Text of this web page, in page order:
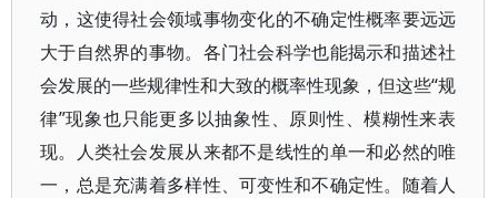
动，这使得社会领域事物变化的不确定性概率要远远
大于自然界的事物。各门社会科学也能揭示和描述社
会发展的一些规律性和大致的概率性现象，但这些“规
律”现象也只能更多以抽象性、原则性、模糊性来表
现。人类社会发展从来都不是线性的单一和必然的唯
一，总是充满着多样性、可变性和不确定性。随着人